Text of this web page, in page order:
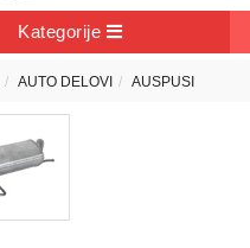
Kategorije
AUTO DELOVI AUSPUSI